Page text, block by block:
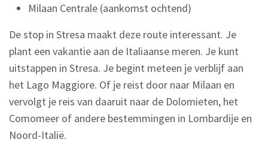
Milaan Centrale (aankomst ochtend)
De stop in Stresa maakt deze route interessant. Je
plant een vakantie aan de Italiaanse meren. Je kunt
uitstappen in Stresa. Je begint meteen je verblijf aan
het Lago Maggiore. Of je reist door naar Milaan en
vervolgt je reis van daaruit naar de Dolomieten, het
Comomeer of andere bestemmingen in Lombardije en
Noord-Italië.